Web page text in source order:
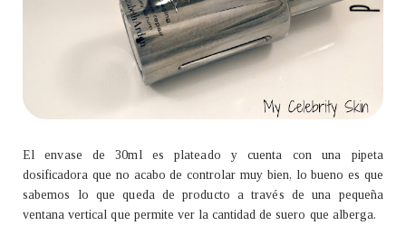
El envase de 30ml es plateado y cuenta con una pipeta
dosificadora que no acabo de controlar muy bien, lo bueno es que
sabemos lo que queda de producto a través de una pequeña
ventana vertical que permite ver la cantidad de suero que alberga.